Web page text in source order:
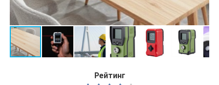
Рейтинг